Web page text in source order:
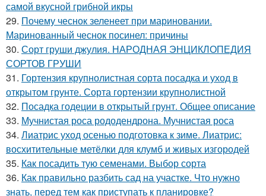
самой вкусной грибной икры
29. Почему чеснок зеленеет при мариновании.
Маринованный чеснок посинел: причины
30. Сорт груши джулия. НАРОДНАЯ ЭНЦИКЛОПЕДИЯ
СОРТОВ ГРУШИ
31. Гортензия крупнолистная сорта посадка и уход в
открытом грунте. Сорта гортензии крупнолистной
32. Посадка годеции в открытый грунт. Общее описание
33. Мучнистая роса рододендрона. Мучнистая роса
34. Лиатрис уход осенью подготовка к зиме. Лиатрис:
восхитительные метёлки для клумб и живых изгородей
35. Как посадить тую семенами. Выбор сорта
36. Как правильно разбить сад на участке. Что нужно
знать, перед тем как приступать к планировке?